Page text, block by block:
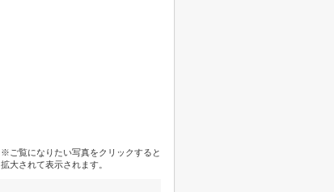
※ご覧になりたい写真をクリックすると
拡大されて表示されます。